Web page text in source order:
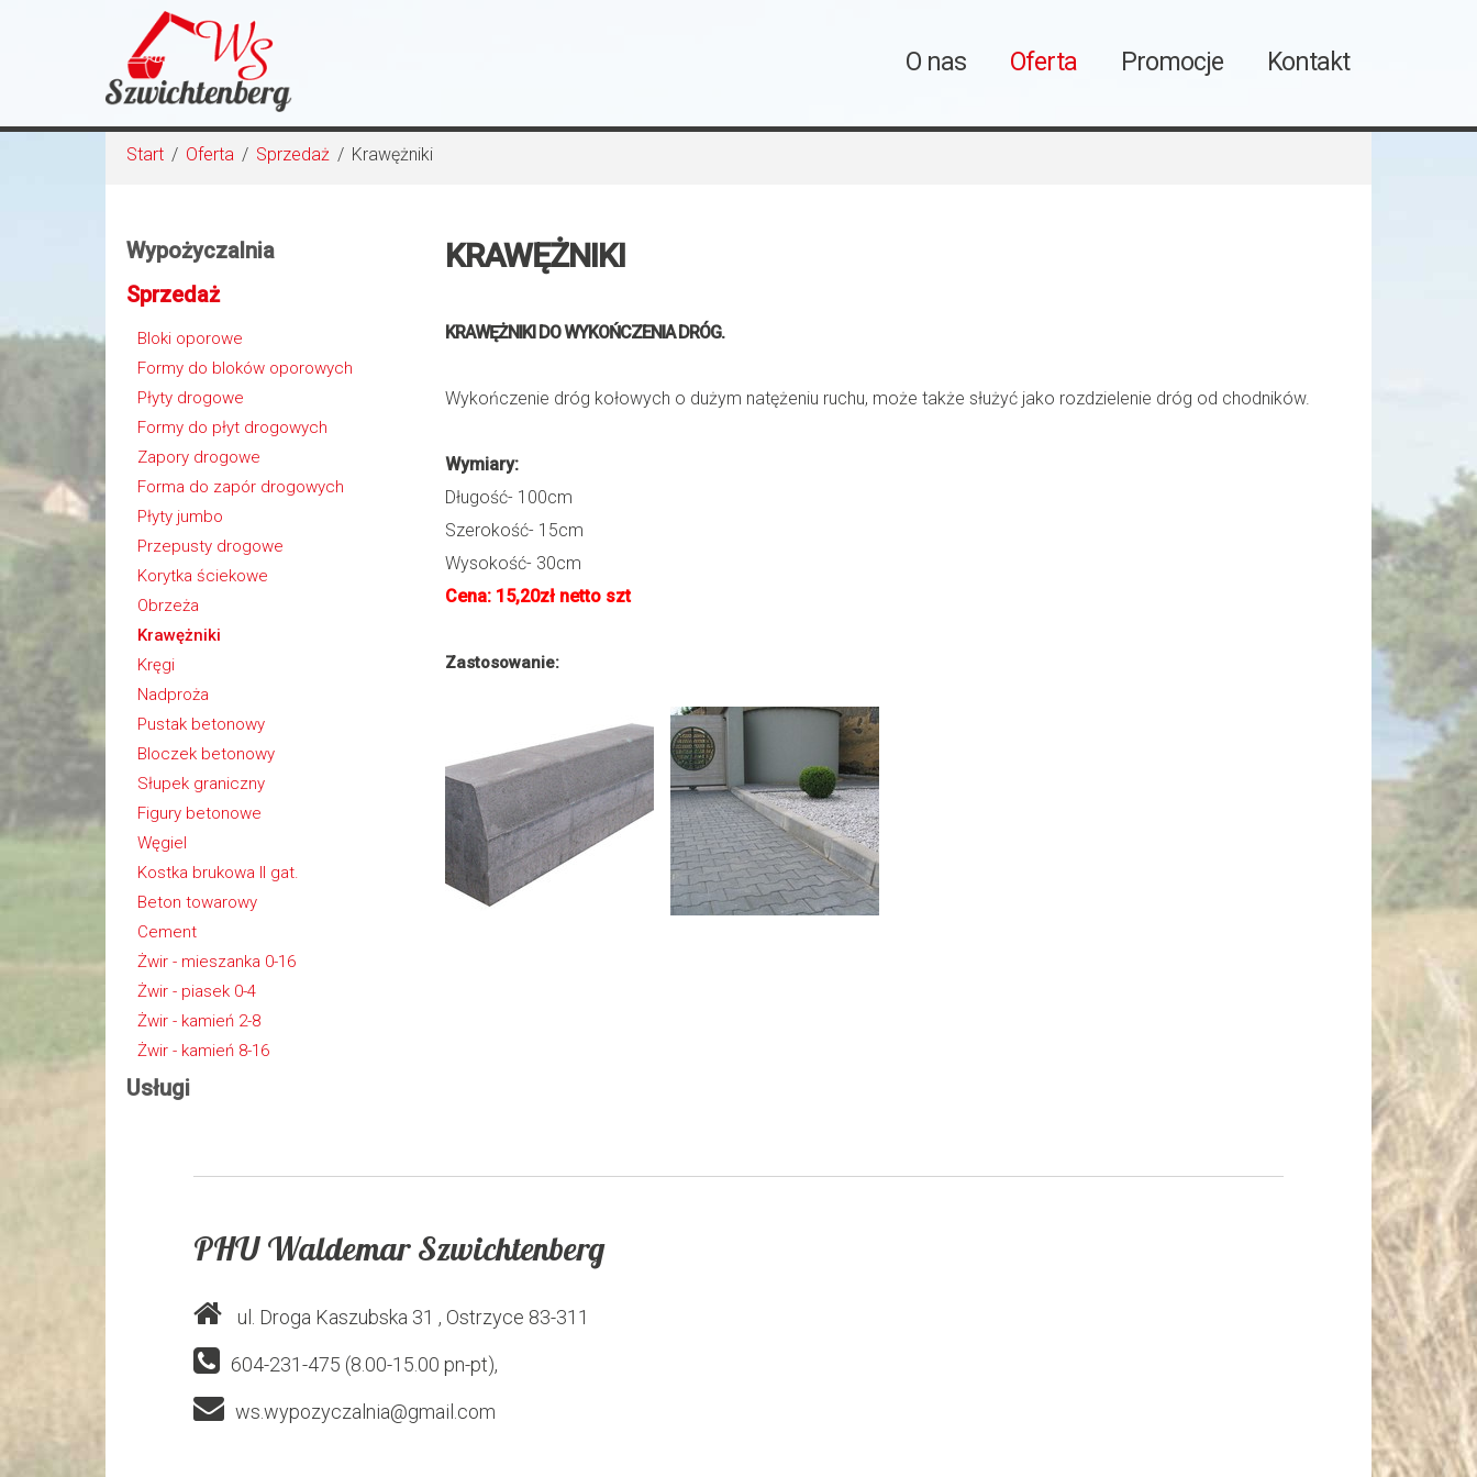
O nas Oferta Promocje Kontakt
Start / Oferta / Sprzedaż / Krawężniki
Wypożyczalnia
Sprzedaż
Bloki oporowe
Formy do bloków oporowych
Płyty drogowe
Formy do płyt drogowych
Zapory drogowe
Forma do zapór drogowych
Płyty jumbo
Przepusty drogowe
Korytka ściekowe
Obrzeża
Krawężniki
Kręgi
Nadproża
Pustak betonowy
Bloczek betonowy
Słupek graniczny
Figury betonowe
Węgiel
Kostka brukowa II gat.
Beton towarowy
Cement
Żwir - mieszanka 0-16
Żwir - piasek 0-4
Żwir - kamień 2-8
Żwir - kamień 8-16
Usługi
KRAWĘŻNIKI
KRAWĘŻNIKI DO WYKOŃCZENIA DRÓG.
Wykończenie dróg kołowych o dużym natężeniu ruchu, może także służyć jako rozdzielenie dróg od chodników.
Wymiary:
Długość- 100cm
Szerokość- 15cm
Wysokość- 30cm
Cena: 15,20zł netto szt
Zastosowanie:
PHU Waldemar Szwichtenberg
ul. Droga Kaszubska 31 , Ostrzyce 83-311
604-231-475 (8.00-15.00 pn-pt),
ws.wypozyczalnia@gmail.com